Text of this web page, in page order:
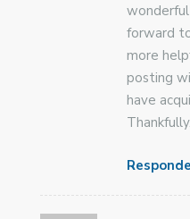
forward
more
posting
have
Thankfully.